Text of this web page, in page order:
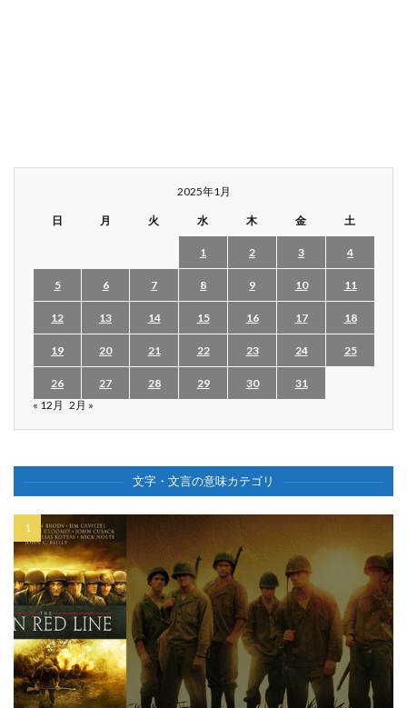
2025年1月
日 月 火 水 木 金 土
1 2 3 4
5 6 7 8 9 10 11
12 13 14 15 16 17 18
19 20 21 22 23 24 25
26 27 28 29 30
31
« 12月 2月 »
文字・文言の意味カテゴリ